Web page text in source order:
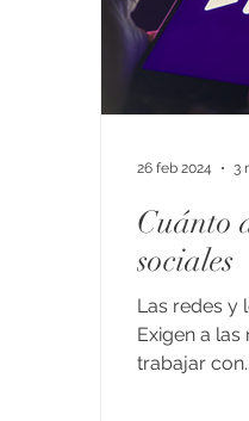
Cuánto
sociales
Las redes y
Exigen a
trabajar
26 feb 2024 3